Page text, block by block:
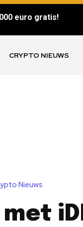
euro gratis!
CRYPTO NIEUWS
Nieuws